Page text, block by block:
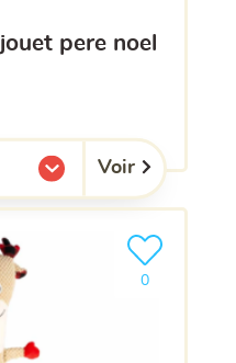
Voir
0
Ajouter le
clients ont